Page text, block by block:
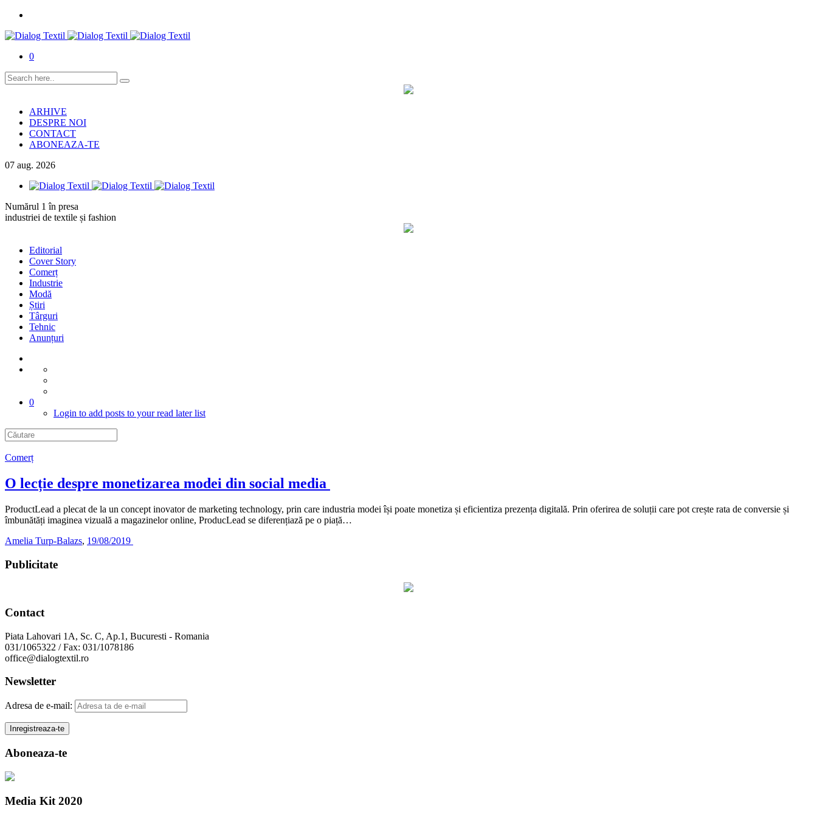
0
ARHIVE
DESPRE NOI
CONTACT
ABONEAZA-TE
07 aug. 2026
Numărul 1 în presa
industriei de textile și fashion
Editorial
Cover Story
Comerț
Industrie
Modă
Știri
Târguri
Tehnic
Anunțuri
0
Login to add posts to your read later list
Comerț
O lecție despre monetizarea modei din social media
ProductLead a plecat de la un concept inovator de marketing technology, prin care industria modei își poate monetiza și eficientiza prezența digitală. Prin oferirea de soluții care pot crește rata de conversie și
îmbunătăți imaginea vizuală a magazinelor online, ProducLead se diferențiază pe o piață…
Amelia Turp-Balazs, 19/08/2019
Publicitate
Contact
Piata Lahovari 1A, Sc. C, Ap.1, Bucuresti - Romania
031/1065322 / Fax: 031/1078186
office@dialogtextil.ro
Newsletter
Adresa de e-mail:
Aboneaza-te
Media Kit 2020